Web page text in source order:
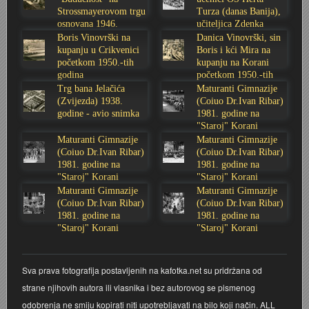
Stoljetna poplava 1939.
Tvornica potkivačkih čavala Mustad-Karlovac
Boksački klub Velebit
Bijelo dugme
Banija - poplava 4. 12. 1966.
Auto cross
AMD Zanatlija
Adamo klub
Mala scena 1987. - Le Cinema
Mala scena Hrvatskog doma
Marina Perazić, Davor Tolja (Denis&Denis) i Edi
Maturanti Gimnazije 1988. godine
Motocross
NULA
Nepokoreni grad - Trojanski konj (epizoda)
Zavjet Petra Grgeca - 1998.
Škola plivanja Patkica
Mimohod 23. kolovoza 1995.
Ekonomska škola - ratne godine
Dubravko Halovanić - Ratne godine
Frizerski salon Gerber (Kopf) - utemeljen 1924.
Gimnazijska i Ekonomska zbornica - Igor Mihelić
INKASATOR
Karlovački fotograf Josip Žunić
Obitelj Klemenčić
Krešimir Botković - RAZGLEDNICE
Krešimir Perušić - Nogomet
Strossmayerovom trgu
osnovana 1946.
godine
Turza (danas Banija),
učiteljica Zdenka
Sabolić
Boris Vinovrški na
kupanju u Crikvenici
početkom 1950.-tih
godina
Danica Vinovrški, sin
Boris i kći Mira na
kupanju na Korani
početkom 1950.-tih
godina
Trg bana Jelačića
(Zvijezda) 1938.
godine - avio snimka
Maturanti Gimnazije
(Coiuo Dr.Ivan Ribar)
1981. godine na
"Staroj" Korani
Maturanti Gimnazije
(Coiuo Dr.Ivan Ribar)
1981. godine na
"Staroj" Korani
Maturanti Gimnazije
(Coiuo Dr.Ivan Ribar)
1981. godine na
"Staroj" Korani
Maturanti Gimnazije
(Coiuo Dr.Ivan Ribar)
1981. godine na
"Staroj" Korani
Maturanti Gimnazije
(Coiuo Dr.Ivan Ribar)
1981. godine na
"Staroj" Korani
Sva prava fotografija postavljenih na kafotka.net su pridržana od
strane njihovih autora ili vlasnika i bez autorovog se pismenog
odobrenja ne smiju kopirati niti upotrebljavati na bilo koji način. ALL